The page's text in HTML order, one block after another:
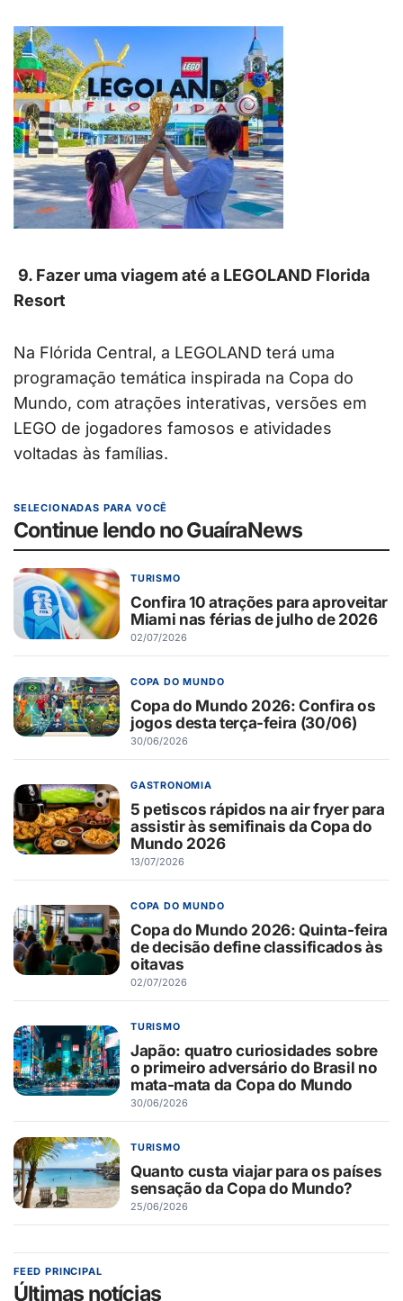
9. Fazer uma viagem até a LEGOLAND Florida
Resort
Na Flórida Central, a LEGOLAND terá uma
programação temática inspirada na Copa do
Mundo, com atrações interativas, versões em
LEGO de jogadores famosos e atividades
voltadas às famílias.
SELECIONADAS PARA VOCÊ
Continue lendo no GuaíraNews
TURISMO
Confira 10 atrações para aproveitar
Miami nas férias de julho de 2026
02/07/2026
COPA DO MUNDO
Copa do Mundo 2026: Confira os
jogos desta terça-feira (30/06)
30/06/2026
GASTRONOMIA
5 petiscos rápidos na air fryer para
assistir às semifinais da Copa do
Mundo 2026
13/07/2026
COPA DO MUNDO
Copa do Mundo 2026: Quinta-feira
de decisão define classificados às
oitavas
02/07/2026
TURISMO
Japão: quatro curiosidades sobre
o primeiro adversário do Brasil no
mata-mata da Copa do Mundo
30/06/2026
TURISMO
Quanto custa viajar para os países
sensação da Copa do Mundo?
25/06/2026
FEED PRINCIPAL
Últimas notícias